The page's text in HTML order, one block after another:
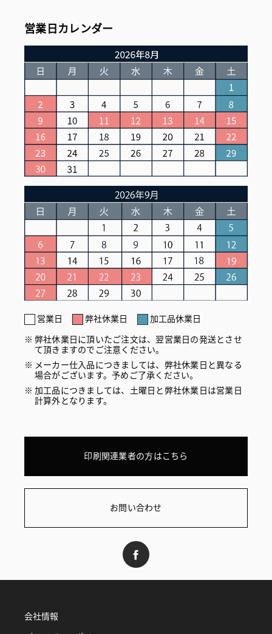
営業日カレンダー
営業日 弊社休業日
加工品休業日
弊社休業日に頂いたご注文は、翌営業日の発送とさせ
て頂きますのでご注意ください。
メーカー仕入品につきましては、弊社休業日と異なる
場合がございます。予めご了承ください。
加工品につきましては、土曜日と弊社休業日は営業日
計算外となります。
印刷関連業者の方はこちら
お問い合わせ
会社情報